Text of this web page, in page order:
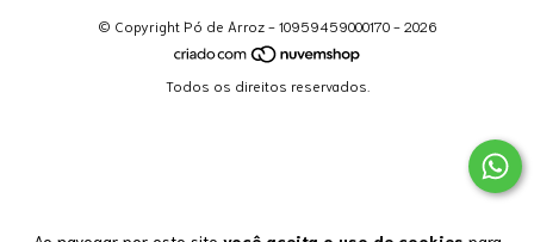
© Copyright Pó de Arroz - 10959459000170 - 2026
Todos os direitos reservados.